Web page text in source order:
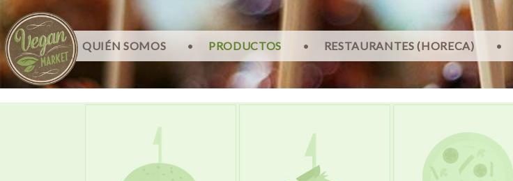
QUIÉN SOMOS • PRODUCTOS • RESTAURANTES (HORECA) •